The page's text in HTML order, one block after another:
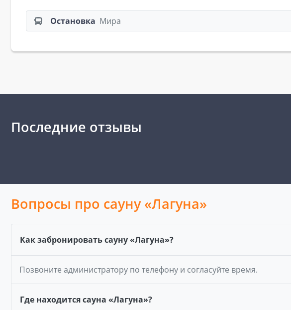
Остановка Мира
Последние отзывы
Вопросы про сауну «Лагуна»
Как забронировать сауну «Лагуна»?
Позвоните администратору по телефону и согласуйте время.
Где находится сауна «Лагуна»?